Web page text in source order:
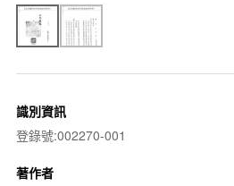
識別資訊
登錄號:002270-001
著作者